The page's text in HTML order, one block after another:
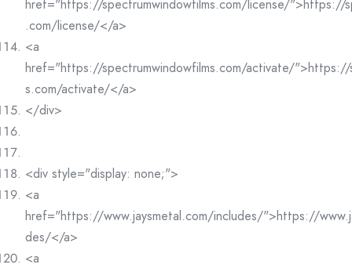
href="https://spectrumwindowfilms.com/license/">https://
.com/license/</a>
<a
href="https://spectrumwindowfilms.com/activate/">https://
s.com/activate/</a>
</div>
<div style="display: none;">
<a
href="https://www.jaysmetal.com/includes/">https://
des/</a>
<a